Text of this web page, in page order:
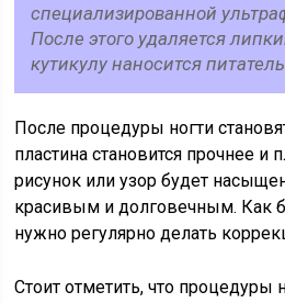
специализированной
После этого удаляется
кутикулу наносится
После процедуры ногти
пластина становится прочнее и
рисунок или узор будет
красивым и долговечным. Как
нужно регулярно делать
Стоит отметить, что процедуры